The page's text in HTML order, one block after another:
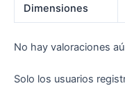
Dimensiones
No hay valoraciones
Solo los usuarios